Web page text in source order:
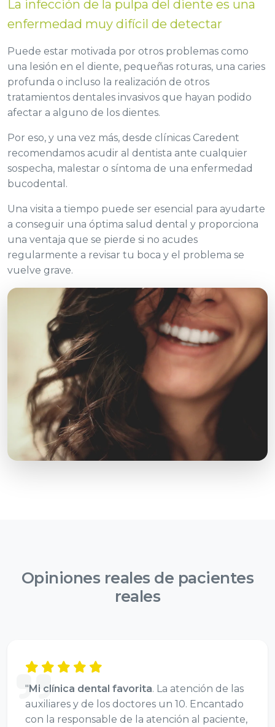
La infección de la pulpa del diente es una
enfermedad muy difícil de detectar
Puede estar motivada por otros problemas como
una lesión en el diente, pequeñas roturas, una caries
profunda o incluso la realización de otros
tratamientos dentales invasivos que hayan podido
afectar a alguno de los dientes.
Por eso, y una vez más, desde clínicas Caredent
recomendamos acudir al dentista ante cualquier
sospecha, malestar o síntoma de una enfermedad
bucodental.
Una visita a tiempo puede ser esencial para ayudarte
a conseguir una óptima salud dental y proporciona
una ventaja que se pierde si no acudes
regularmente a revisar tu boca y el problema se
vuelve grave.
Opiniones reales de pacientes
reales
"Mi clínica dental favorita. La atención de las
auxiliares y de los doctores un 10. Encantado
con la responsable de la atención al paciente,